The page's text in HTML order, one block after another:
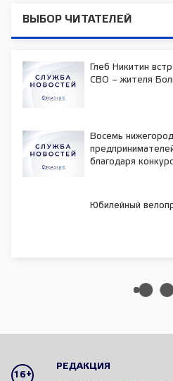
ВЫБОР ЧИТАТЕЛЕЙ
Глеб Никитин
СВО – жителя
Восемь
благодаря
Юбилейный
16+
РЕДАКЦИЯ